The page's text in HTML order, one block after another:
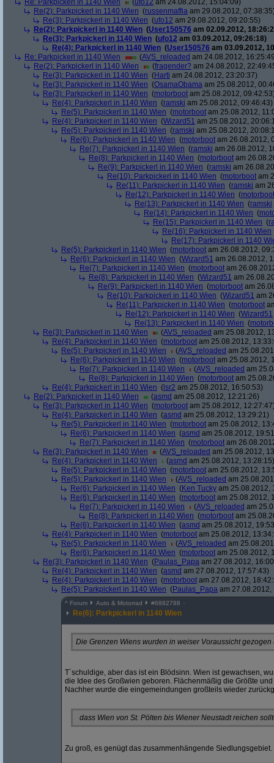
Re: Parkpickerl in 1140 Wien
(ufo12 am 24.08.2012, 15:04:09)
Re(2): Parkpickerl in 1140 Wien (russenmaffia am 29.08.2012,
Re(3): Parkpickerl in 1140 Wien (ufo12 am 29.08.2012, 09:20:55)
Re(2): Parkpickerl in 1140 Wien (User150576 am 02.09.2012,
Re(3): Parkpickerl in 1140 Wien (ufo12 am 03.09.2012, 09:26:18)
Re(4): Parkpickerl in 1140 Wien (User150576 am 03.09.2012,
Re: Parkpickerl in 1140 Wien
(AVS_reloaded am 24.08.2012,
Re(2): Parkpickerl in 1140 Wien
(fragender? am 24.08.2012,
Re(3): Parkpickerl in 1140 Wien (Harti am 24.08.2012, 23:20:37)
Re(3): Parkpickerl in 1140 Wien (OsamaObama am 25.08.2012,
Re(3): Parkpickerl in 1140 Wien (motorboot am 25.08.2012,
Re(4): Parkpickerl in 1140 Wien (ramski am 25.08.2012, 09:46:43)
Re(5): Parkpickerl in 1140 Wien (motorboot am 25.08.2012,
Re(4): Parkpickerl in 1140 Wien (Wizard51 am 25.08.2012,
Re(5): Parkpickerl in 1140 Wien (ramski am 25.08.2012,
Re(6): Parkpickerl in 1140 Wien (motorboot am 26.08.2012,
Re(7): Parkpickerl in 1140 Wien (ramski am 26.08.2012,
Re(8): Parkpickerl in 1140 Wien (motorboot am
Re(9): Parkpickerl in 1140 Wien (ramski am
Re(10): Parkpickerl in 1140 Wien (motorboot am
Re(11): Parkpickerl in 1140 Wien (ramski am
Re(12): Parkpickerl in 1140 Wien (motorboot
Re(13): Parkpickerl in 1140 Wien (ramski
Re(14): Parkpickerl in 1140 Wien (
Re(15): Parkpickerl in 1140 Wien (
Re(16): Parkpickerl in 1140 Wien
Re(17): Parkpickerl in 1140
Re(5): Parkpickerl in 1140 Wien (motorboot am 26.08.2012,
Re(6): Parkpickerl in 1140 Wien (Wizard51 am 26.08.2012,
Re(7): Parkpickerl in 1140 Wien (motorboot am
Re(8): Parkpickerl in 1140 Wien (Wizard51 am
Re(9): Parkpickerl in 1140 Wien (motorboot am
Re(10): Parkpickerl in 1140 Wien (Wizard51 am
Re(11): Parkpickerl in 1140 Wien (motorboot
Re(12): Parkpickerl in 1140 Wien (Wizard51
Re(13): Parkpickerl in 1140 Wien (
Re(3): Parkpickerl in 1140 Wien
(AVS_reloaded am 25.08.2012,
Re(4): Parkpickerl in 1140 Wien (motorboot am 25.08.2012,
Re(5): Parkpickerl in 1140 Wien
(AVS_reloaded am
Re(6): Parkpickerl in 1140 Wien (motorboot am 25.08.2012,
Re(7): Parkpickerl in 1140 Wien
(AVS_reloaded am
Re(8): Parkpickerl in 1140 Wien (motorboot am
Re(4): Parkpickerl in 1140 Wien ( lsr2 am 25.08.2012, 16:50:53)
Re(2): Parkpickerl in 1140 Wien
(asmd am 25.08.2012, 12:21:26)
Re(3): Parkpickerl in 1140 Wien (motorboot am 25.08.2012,
Re(4): Parkpickerl in 1140 Wien (asmd am 25.08.2012, 13:29:21)
Re(5): Parkpickerl in 1140 Wien (motorboot am 25.08.2012,
Re(6): Parkpickerl in 1140 Wien (asmd am 25.08.2012,
Re(7): Parkpickerl in 1140 Wien (motorboot am
Re(3): Parkpickerl in 1140 Wien
(AVS_reloaded am 25.08.2012,
Re(4): Parkpickerl in 1140 Wien
(asmd am 25.08.2012, 13:28:15)
Re(5): Parkpickerl in 1140 Wien (motorboot am 25.08.2012,
Re(5): Parkpickerl in 1140 Wien
(AVS_reloaded am
Re(6): Parkpickerl in 1140 Wien (Ken Tucky am 25.08.2012,
Re(6): Parkpickerl in 1140 Wien (motorboot am 25.08.2012,
Re(7): Parkpickerl in 1140 Wien
(AVS_reloaded am
Re(8): Parkpickerl in 1140 Wien (motorboot am
Re(6): Parkpickerl in 1140 Wien (asmd am 25.08.2012,
Re(4): Parkpickerl in 1140 Wien (motorboot am 25.08.2012,
Re(5): Parkpickerl in 1140 Wien
(AVS_reloaded am
Re(6): Parkpickerl in 1140 Wien (motorboot am 25.08.2012,
Re(3): Parkpickerl in 1140 Wien (Paulas_Papa am 27.08.2012,
Re(4): Parkpickerl in 1140 Wien (asmd am 27.08.2012, 17:57:43)
Re(4): Parkpickerl in 1140 Wien (motorboot am 27.08.2012,
Re(5): Parkpickerl in 1140 Wien (Paulas_Papa am 27.08.2012,
^ Forum Auto & Motorrad #6882788
Re(6): Parkpickerl in 1140 Wien
Die Grenzen Wiens wurden in weiser Voraussicht
T´schuldige, aber das ist ein Blödsinn. Wien ist gewachsen,
die Idee des Großwien geboren. Flächenmäßig die Größte
Nachher wurde die eingemeindungen großteils wieder
dass Wien von St. Pölten bis Wiener Neustadt reichen
Zu groß, es genügt das zusammenhängende Siedlungsgebiet.